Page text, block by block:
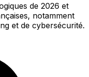
de 2026 et
notamment
et de cybersécurité.